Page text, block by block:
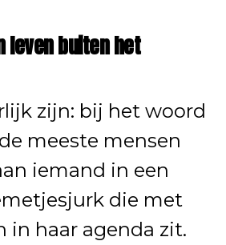
leven buiten het
zijn: bij het woord
meeste mensen
iemand in een
die met
in haar agenda zit.